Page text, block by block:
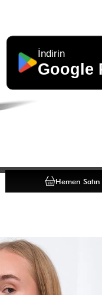
İndirin
Google
Hemen Satın